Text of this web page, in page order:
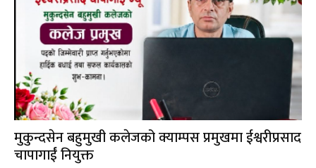
मुकुन्दसेन बहुमुखी कलेजको क्याम्पस प्रमुखमा ईश्वरीप्रसाद
चापागाईं नियुक्त